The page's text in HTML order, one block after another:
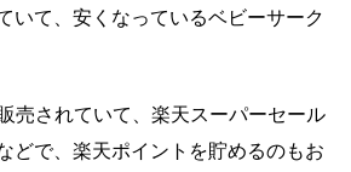
いて、安くなっているベビーサーク
売されていて、楽天スーパーセール
どで、楽天ポイントを貯めるのもお